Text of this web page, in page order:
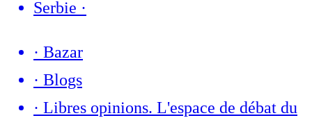
Serbie ·
· Bazar
· Blogs
· Libres opinions. L'espace de débat du